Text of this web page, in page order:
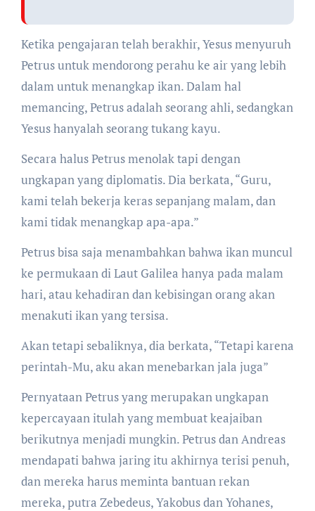
Ketika pengajaran telah berakhir, Yesus menyuruh
Petrus untuk mendorong perahu ke air yang lebih
dalam untuk menangkap ikan. Dalam hal
memancing, Petrus adalah seorang ahli, sedangkan
Yesus hanyalah seorang tukang kayu.
Secara halus Petrus menolak tapi dengan
ungkapan yang diplomatis. Dia berkata, “Guru,
kami telah bekerja keras sepanjang malam, dan
kami tidak menangkap apa-apa.”
Petrus bisa saja menambahkan bahwa ikan muncul
ke permukaan di Laut Galilea hanya pada malam
hari, atau kehadiran dan kebisingan orang akan
menakuti ikan yang tersisa.
Akan tetapi sebaliknya, dia berkata, “Tetapi karena
perintah-Mu, aku akan menebarkan jala juga”
Pernyataan Petrus yang merupakan ungkapan
kepercayaan itulah yang membuat keajaiban
berikutnya menjadi mungkin. Petrus dan Andreas
mendapati bahwa jaring itu akhirnya terisi penuh,
dan mereka harus meminta bantuan rekan
mereka, putra Zebedeus, Yakobus dan Yohanes,